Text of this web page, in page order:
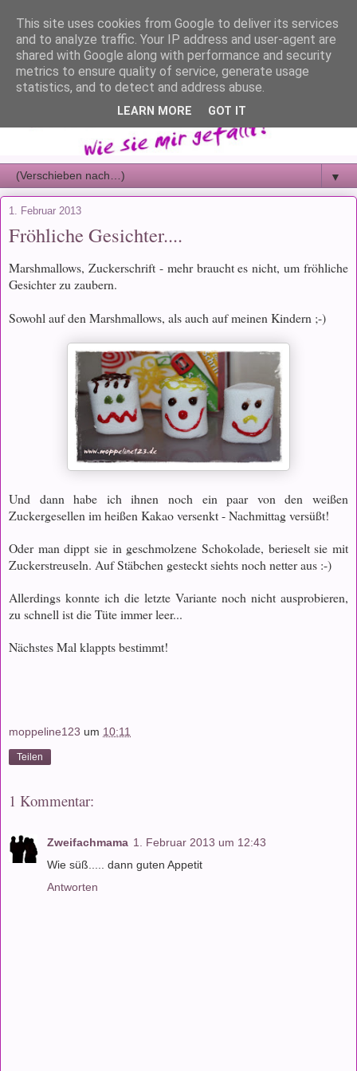
▼
1. Februar 2013
Fröhliche Gesichter....
Marshmallows, Zuckerschrift - mehr braucht es nicht, um fröhliche
Gesichter zu zaubern.
Sowohl auf den Marshmallows, als auch auf meinen Kindern ;-)
Und dann habe ich ihnen noch ein paar von den weißen
Zuckergesellen im heißen Kakao versenkt - Nachmittag versüßt!
Oder man dippt sie in geschmolzene Schokolade, berieselt sie mit
Zuckerstreuseln. Auf Stäbchen gesteckt siehts noch netter aus :-)
Allerdings konnte ich die letzte Variante noch nicht ausprobieren,
zu schnell ist die Tüte immer leer...
Nächstes Mal klappts bestimmt!
moppeline123 um 10:11
Teilen
1 Kommentar:
Zweifachmama 1. Februar 2013 um 12:43
Wie süß..... dann guten Appetit
Antworten
This site uses cookies from Google to deliver its services
and to analyze traffic. Your IP address and user-agent are
shared with Google along with performance and security
metrics to ensure quality of service, generate usage
statistics, and to detect and address abuse.
LEARN MORE GOT IT